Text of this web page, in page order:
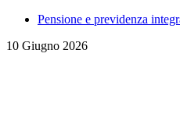
Pensione e previdenza
10 Giugno 2026